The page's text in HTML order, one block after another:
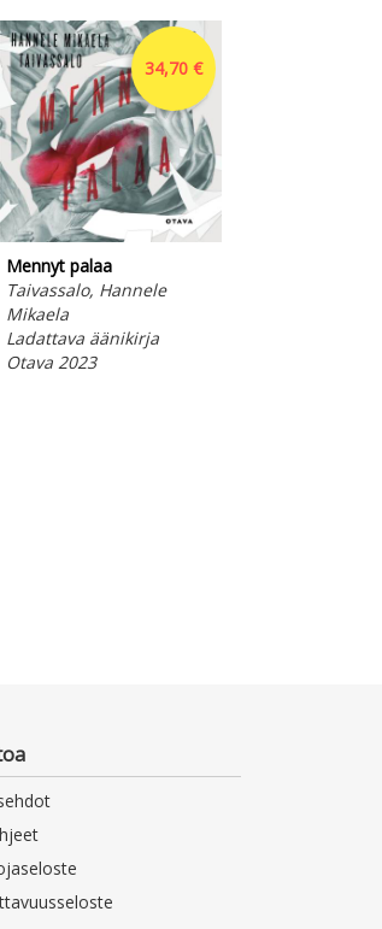
34,70 €
Mennyt palaa
Taivassalo, Hannele
Mikaela
Ladattava äänikirja
Otava 2023